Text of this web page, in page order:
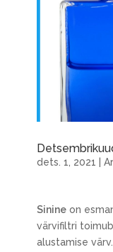
dets. 1, 2021
Sinineon
värvifiltri
alustamise